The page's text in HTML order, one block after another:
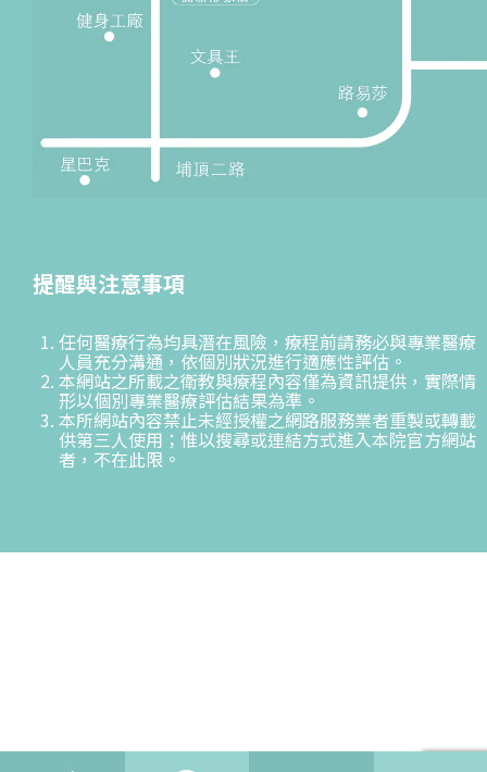
提醒與注意事項
任何醫療行為均具潛在風險，療程前請務必與專業醫療
人員充分溝通，依個別狀況進行適應性評估。
本網站之所載之衛教與療程內容僅為資訊提供，實際情
形以個別專業醫療評估結果為準。
本所網站內容禁止未經授權之網路服務業者重製或轉載
供第三人使用；惟以搜尋或連結方式進入本院官方網站
者，不在此限。